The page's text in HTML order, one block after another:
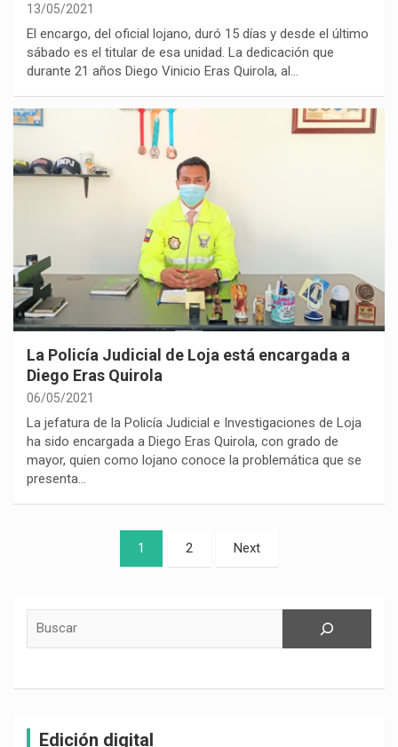
13/05/2021
El encargo, del oficial lojano, duró 15 días y desde el último
sábado es el titular de esa unidad. La dedicación que
durante 21 años Diego Vinicio Eras Quirola, al…
La Policía Judicial de Loja está encargada a
Diego Eras Quirola
06/05/2021
La jefatura de la Policía Judicial e Investigaciones de Loja
ha sido encargada a Diego Eras Quirola, con grado de
mayor, quien como lojano conoce la problemática que se
presenta…
1 2 Next
Edición digital